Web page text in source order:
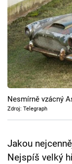
Filmy
Seriály
Hry
Cool Esport
Pořady
Sledujte
Nesmírně vzácný
Zdroj: Telegraph
Jakou
Nejspíš velký